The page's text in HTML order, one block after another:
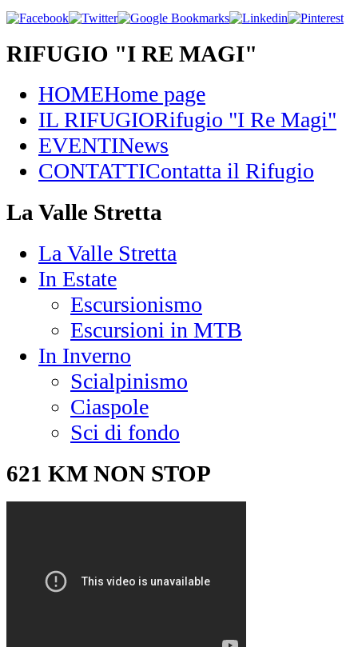
RIFUGIO "I RE MAGI"
HOMEHome page
IL RIFUGIORifugio "I Re Magi"
EVENTINews
CONTATTIContatta il Rifugio
La Valle Stretta
La Valle Stretta
In Estate
Escursionismo
Escursioni in MTB
In Inverno
Scialpinismo
Ciaspole
Sci di fondo
621 KM NON STOP